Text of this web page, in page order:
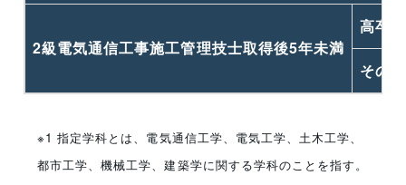
2級電気通信工事施工管理技士取得後5年未満
高卒
その他
※1 指定学科とは、電気通信工学、電気工学、土木工学、
都市工学、機械工学、建築学に関する学科のことを指す。